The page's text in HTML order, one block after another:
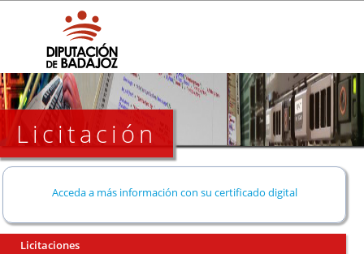
Licitación
Acceda a más información con su certificado digital
Licitaciones